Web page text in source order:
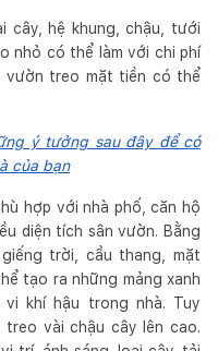
cây, hệ khung, chậu, tưới
nhỏ có thể làm với chi phí
vườn treo mặt tiền có thể
ý tưởng sau đây để có
của bạn
hợp với nhà phố, căn hộ
diện tích sân vườn. Bằng
trời, cầu thang, mặt
tạo ra những mảng xanh
khí hậu trong nhà. Tuy
vài chậu cây lên cao.